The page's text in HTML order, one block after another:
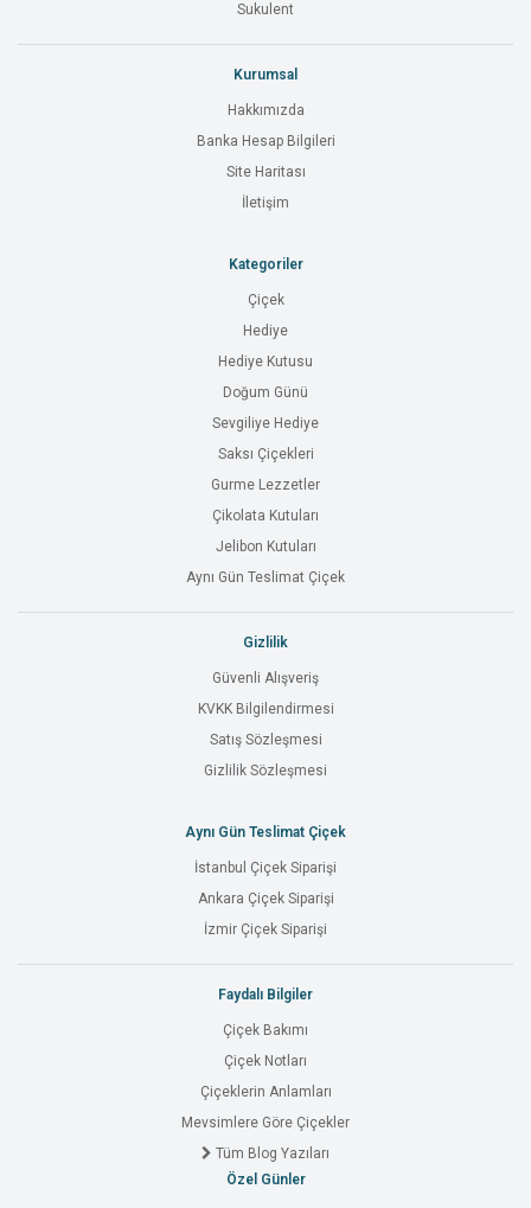
Sukulent
Kurumsal
Hakkımızda
Banka Hesap Bilgileri
Site Haritası
İletişim
Kategoriler
Çiçek
Hediye
Hediye Kutusu
Doğum Günü
Sevgiliye Hediye
Saksı Çiçekleri
Gurme Lezzetler
Çikolata Kutuları
Jelibon Kutuları
Aynı Gün Teslimat Çiçek
Gizlilik
Güvenli Alışveriş
KVKK Bilgilendirmesi
Satış Sözleşmesi
Gizlilik Sözleşmesi
Aynı Gün Teslimat Çiçek
İstanbul Çiçek Siparişi
Ankara Çiçek Siparişi
İzmir Çiçek Siparişi
Faydalı Bilgiler
Çiçek Bakımı
Çiçek Notları
Çiçeklerin Anlamları
Mevsimlere Göre Çiçekler
Tüm Blog Yazıları
Özel Günler